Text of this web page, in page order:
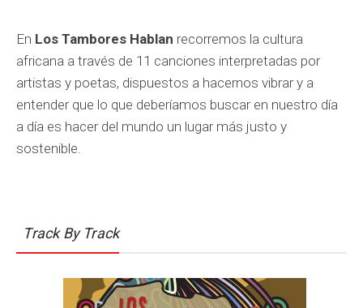
En Los Tambores Hablan recorremos la cultura
africana a través de 11 canciones interpretadas por
artistas y poetas, dispuestos a hacernos vibrar y a
entender que lo que deberíamos buscar en nuestro día
a día es hacer del mundo un lugar más justo y
sostenible.
Track By Track